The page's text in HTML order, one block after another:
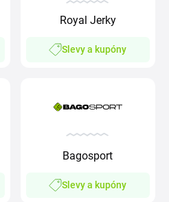
Royal Jerky
Slevy a kupóny
Bagosport
Slevy a kupóny